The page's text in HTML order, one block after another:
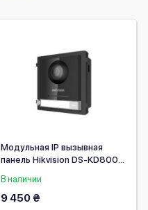
Модульная IP вызывная
панель Hikvision DS-KD8003-
В наличии
9 450 ₴